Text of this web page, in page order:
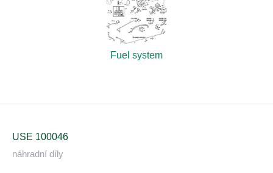
Fuel system
USE 100046
náhradní díly